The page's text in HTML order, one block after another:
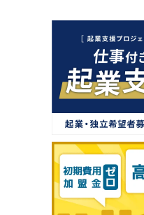
問い合わせると企業があ
が
今すぐ
プロフィールを
キ